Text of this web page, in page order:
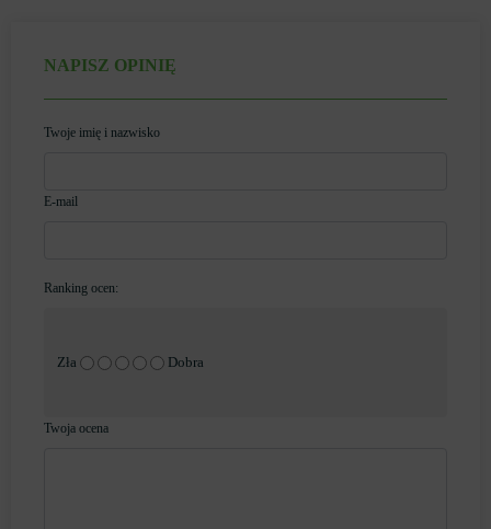
NAPISZ OPINIĘ
Twoje imię i nazwisko
E-mail
Ranking ocen:
Zła Dobra
Twoja ocena